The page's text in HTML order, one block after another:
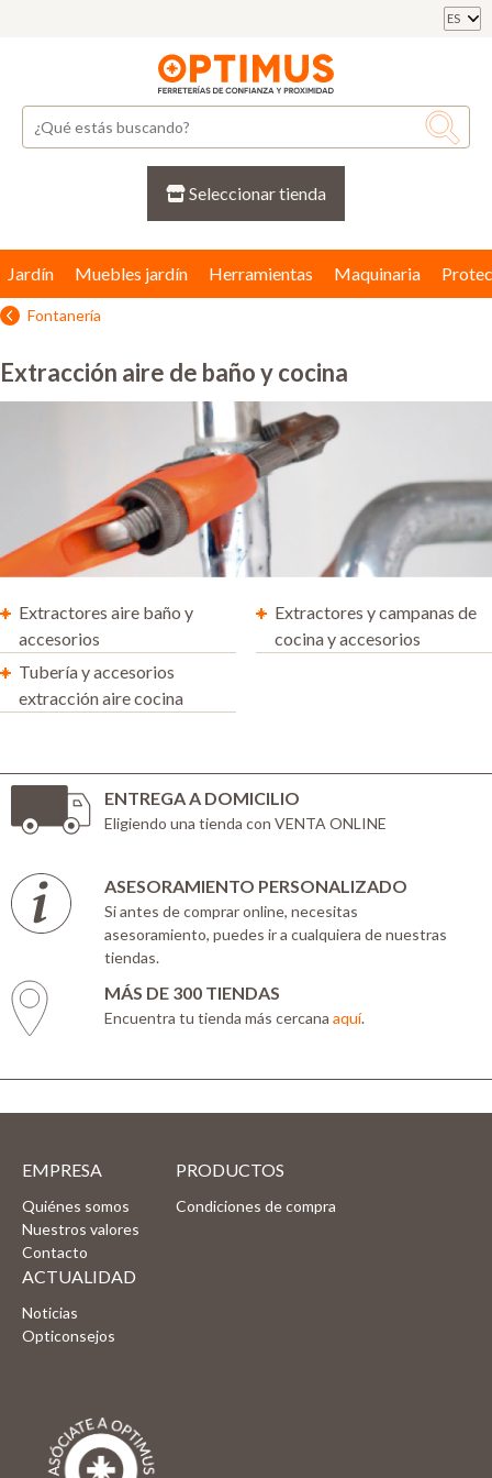
ES
Seleccionar tienda
Jardín Muebles jardín Herramientas Maquinaria
Fontanería
Extracción aire de baño y cocina
Extractores aire baño y
accesorios
Extractores y campanas de
cocina y accesorios
Tubería y accesorios
extracción aire cocina
ENTREGA A DOMICILIO
Eligiendo una tienda con VENTA ONLINE
ASESORAMIENTO PERSONALIZADO
Si antes de comprar online, necesitas
asesoramiento, puedes ir a cualquiera de nuestras
tiendas.
MÁS DE 300 TIENDAS
Encuentra tu tienda más cercana aquí.
EMPRESA
Quiénes somos
Nuestros valores
Contacto
PRODUCTOS
Condiciones de compra
ACTUALIDAD
Noticias
Opticonsejos